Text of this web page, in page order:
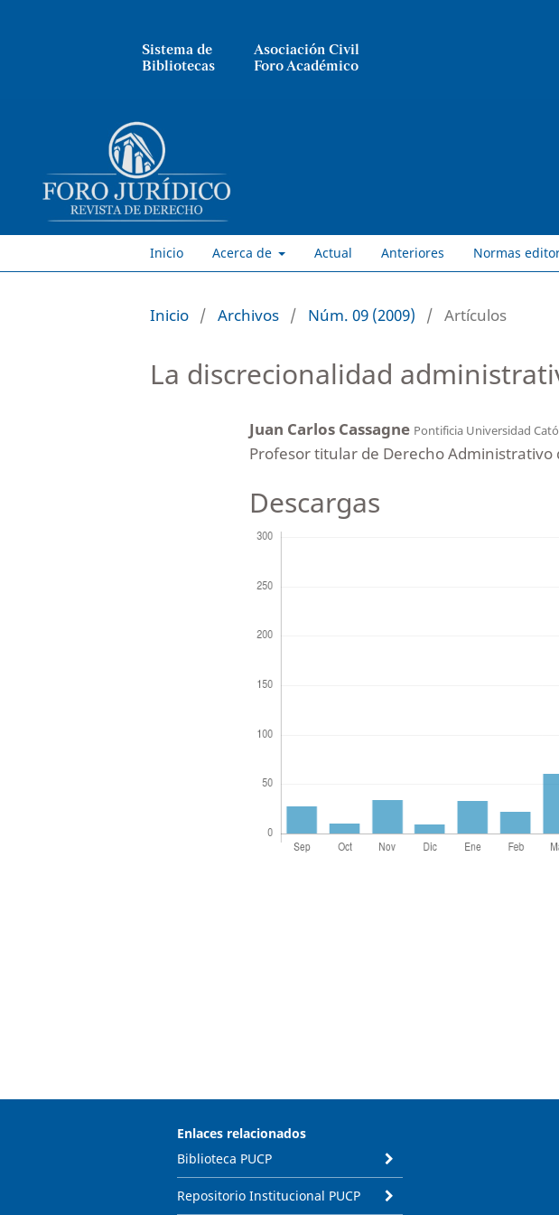
Sistema de
Bibliotecas
Asociación Civil
Foro Académico
Inicio Acerca de Actual Anteriores Normas
Inicio / Archivos / Núm. 09 (2009) / Artículos
La discrecionalidad
Juan Carlos Cassagne Pontificia Universidad
Profesor titular de Derecho Administrativo
Descargas
Enlaces relacionados
Biblioteca PUCP
Repositorio Institucional PUCP